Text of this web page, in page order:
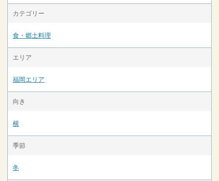
カテゴリー
食・郷土料理
エリア
福岡エリア
向き
横
季節
冬